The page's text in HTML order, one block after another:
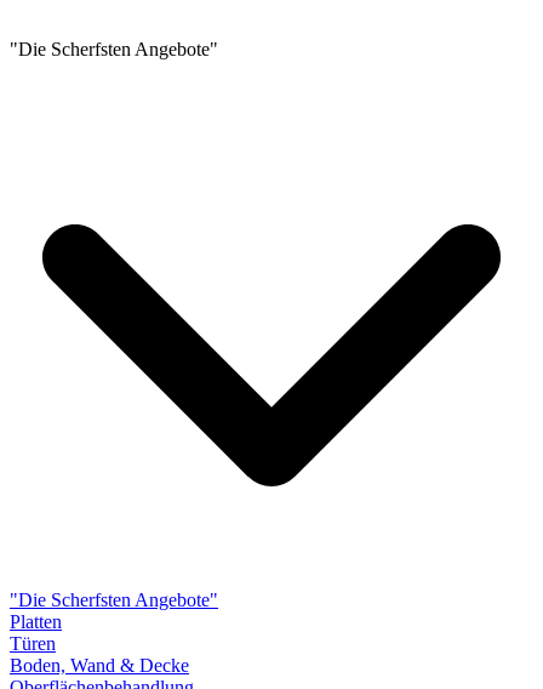
"Die Scherfsten Angebote"
"Die Scherfsten Angebote"
Platten
Türen
Boden, Wand & Decke